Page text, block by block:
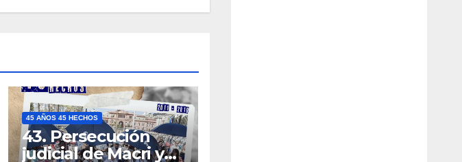
45 AÑOS 45 HECHOS
43. Persecución
judicial de Macri y